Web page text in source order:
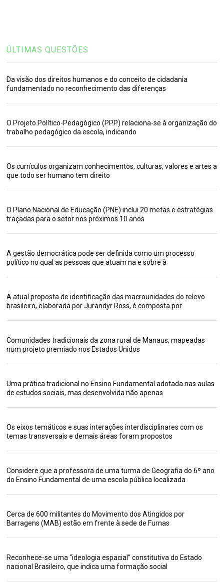
ÚLTIMAS QUESTÕES
Da visão dos direitos humanos e do conceito de cidadania
fundamentado no reconhecimento das diferenças
O Projeto Político-Pedagógico (PPP) relaciona-se à organização do
trabalho pedagógico da escola, indicando
Os currículos organizam conhecimentos, culturas, valores e artes a
que todo ser humano tem direito
O Plano Nacional de Educação (PNE) inclui 20 metas e estratégias
traçadas para o setor nos próximos 10 anos
A gestão democrática pode ser definida como um processo
político no qual as pessoas que atuam na e sobre à
A atual proposta de identificação das macrounidades do relevo
brasileiro, elaborada por Jurandyr Ross, é composta por
Comunidades tradicionais da zona rural de Manaus, mapeadas
num projeto premiado nos Estados Unidos
Uma prática tradicional no Ensino Fundamental adotada nas aulas
de estudos sociais, mas desenvolvida não apenas
Os eixos temáticos e suas interações interdisciplinares com os
temas transversais e demais áreas foram propostos
Considere que a professora de uma turma de Geografia do 6º ano
do Ensino Fundamental de uma escola pública localizada
Cerca de 600 militantes do Movimento dos Atingidos por
Barragens (MAB) estão em frente à sede de Furnas
Reconhece-se uma “ideologia espacial” constitutiva do Estado
nacional Brasileiro, que indica uma formação social